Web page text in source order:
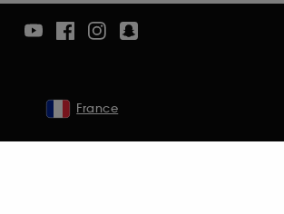
France
à nouveau votre identifiant et mot de
des cookies techniques, le dépôt et la
vos choix concernant le dépôt